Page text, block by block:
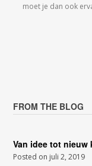
moet je dan ook
FROM THE BLOG
Van idee tot nieuw
Posted on juli 2, 2019